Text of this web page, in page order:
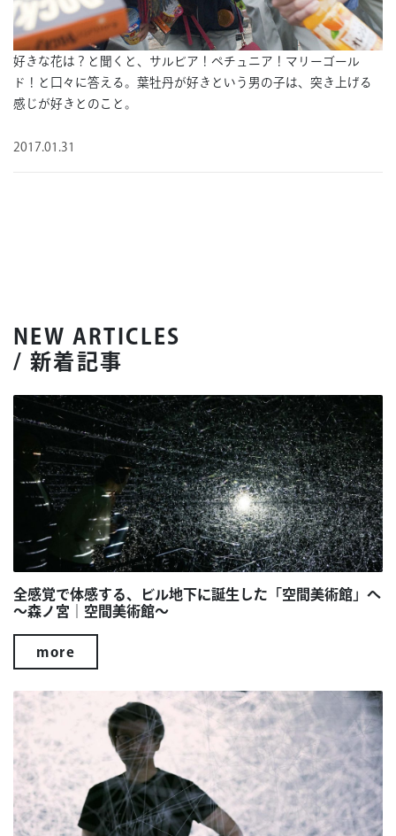
好きな花は？と聞くと、サルビア！ペチュニア！マリーゴール
ド！と口々に答える。葉牡丹が好きという男の子は、突き上げる
感じが好きとのこと。
2017.01.31
NEW ARTICLES
/ 新着記事
全感覚で体感する、ビル地下に誕生した「空間美術館」へ
～森ノ宮｜空間美術館～
more